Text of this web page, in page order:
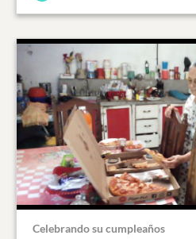
Celebrando su cumpleaños